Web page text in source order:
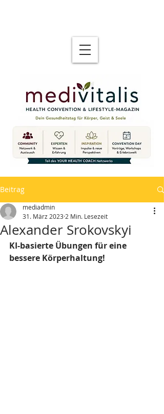
Beitrag
Alexander Srokovskyi
mediadmin
31. März 2023 2 Min. Lesezeit
KI-basierte Übungen für eine
bessere Körperhaltung!